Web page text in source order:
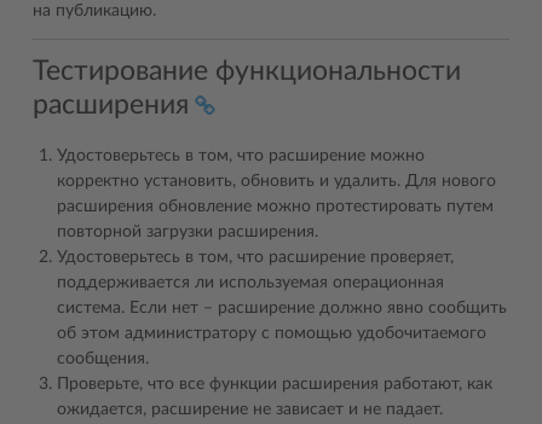
на публикацию.
Тестирование функциональности
расширения
Удостоверьтесь в том, что расширение можно
корректно установить, обновить и удалить. Для нового
расширения обновление можно протестировать путем
повторной загрузки расширения.
Удостоверьтесь в том, что расширение проверяет,
поддерживается ли используемая операционная
система. Если нет – расширение должно явно сообщить
об этом администратору с помощью удобочитаемого
сообщения.
Проверьте, что все функции расширения работают, как
ожидается, расширение не зависает и не падает.